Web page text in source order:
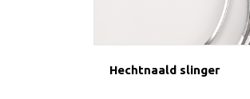
Hechtnaald slinger